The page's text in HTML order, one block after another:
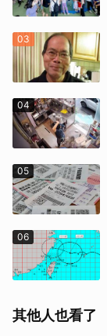
03
04
05
06
其他人也看了